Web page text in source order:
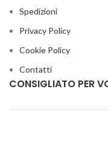
Spedizioni
Privacy Policy
Cookie Policy
Contatti
CONSIGLIATO PER